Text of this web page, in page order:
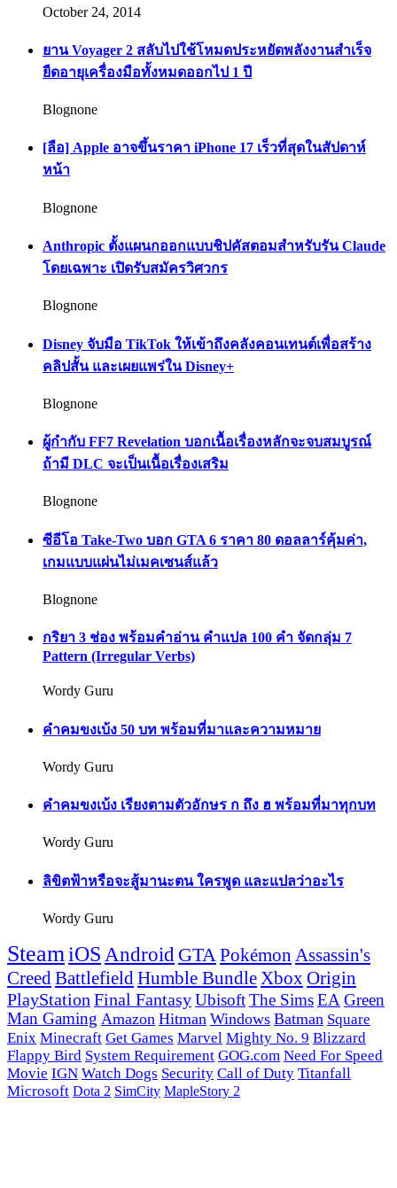
October 24, 2014
ยาน Voyager 2 สลับไปใช้โหมดประหยัดพลังงานสำเร็จ
ยืดอายุเครื่องมือทั้งหมดออกไป 1 ปี
Blognone
[ลือ] Apple อาจขึ้นราคา iPhone 17 เร็วที่สุดในสัปดาห์
หน้า
Blognone
Anthropic ตั้งแผนกออกแบบชิปคัสตอมสำหรับรัน Claude
โดยเฉพาะ เปิดรับสมัครวิศวกร
Blognone
Disney จับมือ TikTok ให้เข้าถึงคลังคอนเทนต์เพื่อสร้าง
คลิปสั้น และเผยแพร่ใน Disney+
Blognone
ผู้กำกับ FF7 Revelation บอกเนื้อเรื่องหลักจะจบสมบูรณ์
ถ้ามี DLC จะเป็นเนื้อเรื่องเสริม
Blognone
ซีอีโอ Take-Two บอก GTA 6 ราคา 80 ดอลลาร์คุ้มค่า,
เกมแบบแผ่นไม่เมคเซนส์แล้ว
Blognone
กริยา 3 ช่อง พร้อมคำอ่าน คำแปล 100 คำ จัดกลุ่ม 7
Pattern (Irregular Verbs)
Wordy Guru
คำคมขงเบ้ง 50 บท พร้อมที่มาและความหมาย
Wordy Guru
คำคมขงเบ้ง เรียงตามตัวอักษร ก ถึง ฮ พร้อมที่มาทุกบท
Wordy Guru
ลิขิตฟ้าหรือจะสู้มานะตน ใครพูด และแปลว่าอะไร
Wordy Guru
SteamiOS Android GTAPokémon Assassin's
CreedBattlefieldHumble Bundle Xbox Origin
PlayStation Final FantasyUbisoftThe Sims EA Green
Man Gaming Amazon Hitman Windows Batman Square
Enix Minecraft Get Games Marvel Mighty No. 9 Blizzard
Flappy Bird System Requirement GOG.com Need For Speed
Movie IGN Watch Dogs Security Call of Duty Titanfall
Microsoft Dota 2 SimCity MapleStory 2